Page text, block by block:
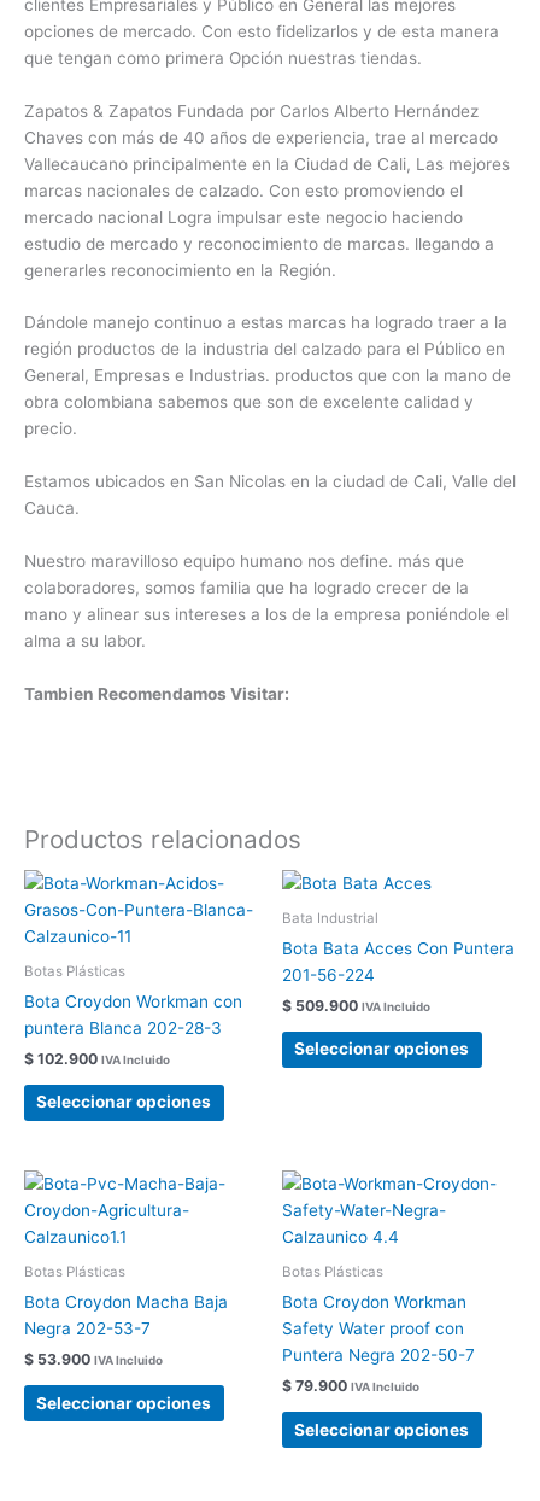
clientes Empresariales y Público en General las mejores
opciones de mercado. Con esto fidelizarlos y de esta manera
que tengan como primera Opción nuestras tiendas.
Zapatos & Zapatos Fundada por Carlos Alberto Hernández
Chaves con más de 40 años de experiencia, trae al mercado
Vallecaucano principalmente en la Ciudad de Cali, Las mejores
marcas nacionales de calzado. Con esto promoviendo el
mercado nacional Logra impulsar este negocio haciendo
estudio de mercado y reconocimiento de marcas. llegando a
generarles reconocimiento en la Región.
Dándole manejo continuo a estas marcas ha logrado traer a la
región productos de la industria del calzado para el Público en
General, Empresas e Industrias. productos que con la mano de
obra colombiana sabemos que son de excelente calidad y
precio.
Estamos ubicados en San Nicolas en la ciudad de Cali, Valle del
Cauca.
Nuestro maravilloso equipo humano nos define. más que
colaboradores, somos familia que ha logrado crecer de la
mano y alinear sus intereses a los de la empresa poniéndole el
alma a su labor.
Tambien Recomendamos Visitar:
Productos relacionados
Botas Plásticas
Bota Croydon Workman con
puntera Blanca 202-28-3
$ 102.900 IVA Incluido
Seleccionar opciones
Este
producto
elegir
Bata Industrial
Bota Bata Acces Con Puntera
201-56-224
$ 509.900 IVA Incluido
Seleccionar opciones
se
Botas Plásticas
Bota Croydon Macha Baja
Negra 202-53-7
$ 53.900 IVA Incluido
Seleccionar opciones
Este
producto
múltiples
Las
opciones
elegir
Botas Plásticas
Bota Croydon Workman
Safety Water proof con
Puntera Negra 202-50-7
$ 79.900 IVA Incluido
Seleccionar opciones
Este
en